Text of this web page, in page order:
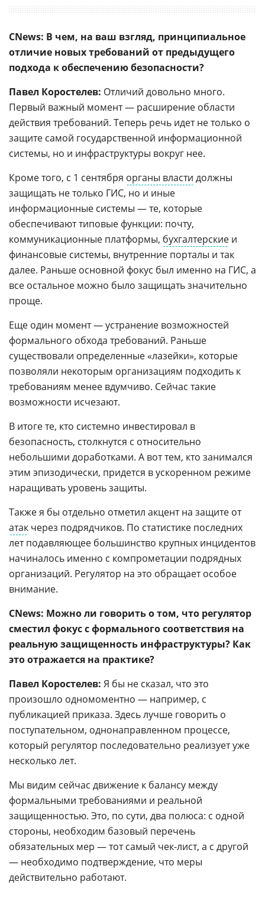
CNews: В чем, на ваш взгляд, принципиальное
отличие новых требований от предыдущего
подхода к обеспечению безопасности?
Павел Коростелев: Отличий довольно много.
Первый важный момент — расширение области
действия требований. Теперь речь идет не только о
защите самой государственной информационной
системы, но и инфраструктуры вокруг нее.
Кроме того, с 1 сентября органы власти должны
защищать не только ГИС, но и иные
информационные системы — те, которые
обеспечивают типовые функции: почту,
коммуникационные платформы, бухгалтерские и
финансовые системы, внутренние порталы и так
далее. Раньше основной фокус был именно на ГИС, а
все остальное можно было защищать значительно
проще.
Еще один момент — устранение возможностей
формального обхода требований. Раньше
существовали определенные «лазейки», которые
позволяли некоторым организациям подходить к
требованиям менее вдумчиво. Сейчас такие
возможности исчезают.
В итоге те, кто системно инвестировал в
безопасность, столкнутся с относительно
небольшими доработками. А вот тем, кто занимался
этим эпизодически, придется в ускоренном режиме
наращивать уровень защиты.
Также я бы отдельно отметил акцент на защите от
атак через подрядчиков. По статистике последних
лет подавляющее большинство крупных инцидентов
начиналось именно с компрометации подрядных
организаций. Регулятор на это обращает особое
внимание.
CNews: Можно ли говорить о том, что регулятор
сместил фокус с формального соответствия на
реальную защищенность инфраструктуры? Как
это отражается на практике?
Павел Коростелев: Я бы не сказал, что это
произошло одномоментно — например, с
публикацией приказа. Здесь лучше говорить о
поступательном, однонаправленном процессе,
который регулятор последовательно реализует уже
несколько лет.
Мы видим сейчас движение к балансу между
формальными требованиями и реальной
защищенностью. Это, по сути, два полюса: с одной
стороны, необходим базовый перечень
обязательных мер — тот самый чек-лист, а с другой
— необходимо подтверждение, что меры
действительно работают.